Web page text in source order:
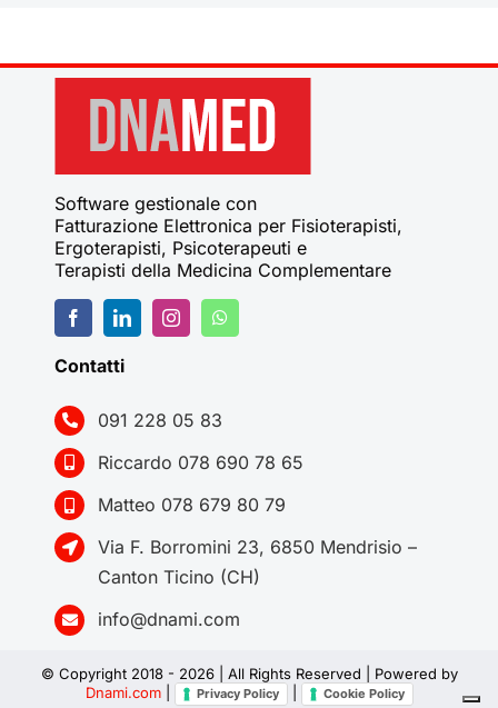
Software gestionale con
Fatturazione Elettronica per Fisioterapisti,
Ergoterapisti, Psicoterapeuti e
Terapisti della Medicina Complementare
Contatti
091 228 05 83
Riccardo 078 690 78 65
Matteo 078 679 80 79
Via F. Borromini 23, 6850 Mendrisio –
Canton Ticino (CH)
info@dnami.com
© Copyright 2018 - 2026 | All Rights Reserved | Powered by
Dnami.com| Privacy Policy Cookie Policy